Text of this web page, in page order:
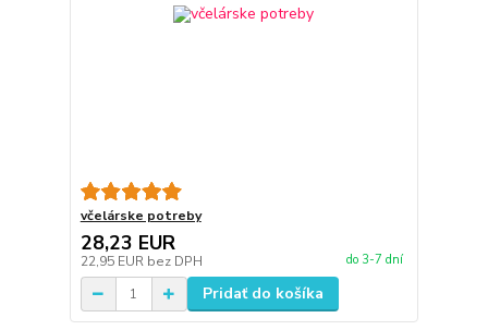
včelárske potreby
28,23 EUR
22,95 EUR bez DPH do 3-7 dní
Pridať do košíka